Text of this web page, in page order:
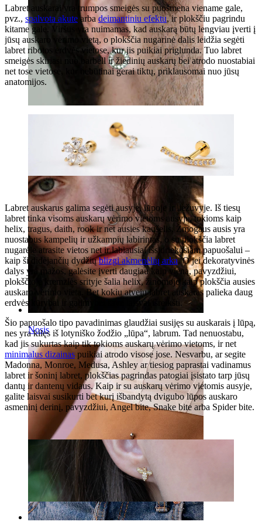
Nosis
Labret auskarai yra trumpos smeigės su puošmena viename gale,
pvz., spalvota akute arbadeimantiniu efektu, ir plokščiu pagrindu
kitame gale. Viršus yra nuimamas, kad auskarą būtų lengviau įverti į
jūsų auskaro vėrimo vietą, o plokščia nugarinė dalis leidžia segėti
labret ribotos erdvės vietose, kur jis puikiai priglunda. Tuo labret
smeigės skiriasi nuo barbell ir žiedinių auskarų bei atrodo nuostabiai
net tose vietose, kur nebūtinai gerai tiktų, priklausomai nuo jūsų
anatomijos.
Labret auskarus galima segėti ausyje, lūpoje ir liežuvyje. Iš tiesų
labret tinka visoms auskarų vėrimo vietoms ausyje, tokioms kaip
helix, tragus, daith, rook ir net ausies kaušelis. Žmogaus ausis yra
nuostabus kampelių ir užkampių labirintas, o su plokščia labret
nugarėle atrasite vietos net ir labiausiai išsidriekusiam papuošalui –
kaip ši didėjančių dydžiųblizgi akmenėlių arka. O jei dekoratyvinės
dalys yra mažos, galėsite įverti daugiau kaip vieną, pavyzdžiui,
plokščioje kremzlės srityje šalia helix, žinomoje kaip plokščia ausies
auskaro vėrimo vieta. Bet kokiu atveju labret auskaras palieka daug
erdvės kūrybai ir galimybei save laisvai išreikšti.
Šio papuošalo tipo pavadinimas glaudžiai susijęs su auskarais į lūpą,
nes yra kilęs iš lotyniško žodžio „lūpa“, labrum. Tad nenuostabu,
kad jis sukurtas kaip tik tokioms auskarų vėrimo vietoms, ir net
minimalus dizainas puikiai atrodo visose jose. Nesvarbu, ar segite
Madonna, Monroe, Medusa, Ashley ar tiesiog paprastai vadinamus
labret ir šoninį labret, plokščias pagrindas patogiai įsistato tarp jūsų
dantų ir dantenų vidaus. Kaip ir su auskarų vėrimo vietomis ausyje,
galite laisvai susikurti bet kurį išbandytą dvigubo lūpos auskaro
asmeninį derinį, pavyzdžiui, Angel bite, Snake bite arba Spider bite.